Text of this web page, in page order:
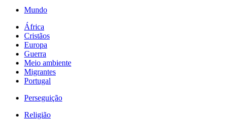
Mundo
África
Cristãos
Europa
Guerra
Meio ambiente
Migrantes
Portugal
Perseguição
Religião